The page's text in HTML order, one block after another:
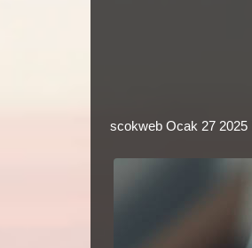
scokwebOcak 27 2025